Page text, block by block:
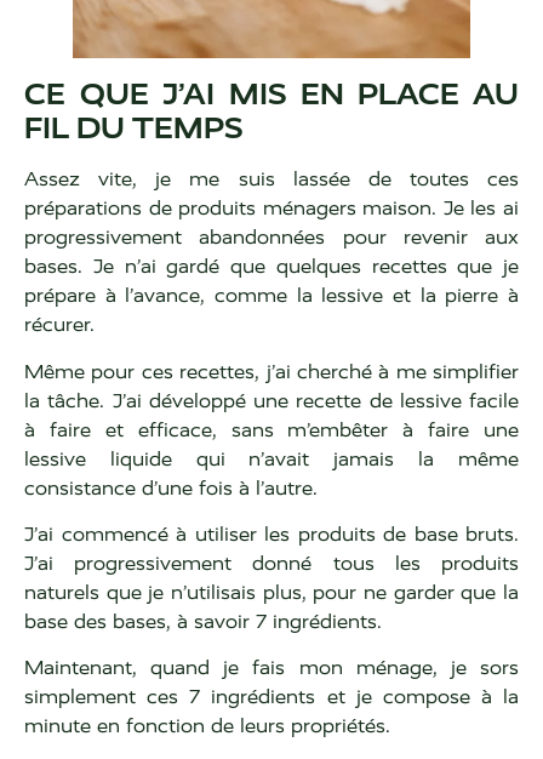
CE QUE J’AI MIS EN PLACE AU
FIL DU TEMPS
Assez vite, je me suis lassée de toutes ces
préparations de produits ménagers maison. Je les ai
progressivement abandonnées pour revenir aux
bases. Je n’ai gardé que quelques recettes que je
prépare à l’avance, comme la lessive et la pierre à
récurer.
Même pour ces recettes, j’ai cherché à me simplifier
la tâche. J’ai développé une recette de lessive facile
à faire et efficace, sans m’embêter à faire une
lessive liquide qui n’avait jamais la même
consistance d’une fois à l’autre.
J’ai commencé à utiliser les produits de base bruts.
J’ai progressivement donné tous les produits
naturels que je n’utilisais plus, pour ne garder que la
base des bases, à savoir 7 ingrédients.
Maintenant, quand je fais mon ménage, je sors
simplement ces 7 ingrédients et je compose à la
minute en fonction de leurs propriétés.